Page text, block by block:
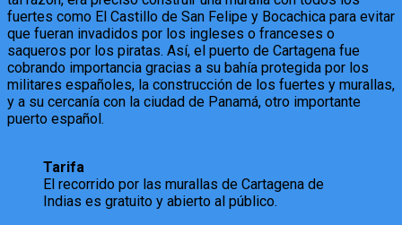
fuertes como El Castillo de San Felipe y Bocachica para evitar
que fueran invadidos por los ingleses o franceses o
saqueros por los piratas. Así, el puerto de Cartagena fue
cobrando importancia gracias a su bahía protegida por los
militares españoles, la construcción de los fuertes y murallas,
y a su cercanía con la ciudad de Panamá, otro importante
puerto español.
Tarifa
El recorrido por las murallas de Cartagena de
Indias es gratuito y abierto al público.